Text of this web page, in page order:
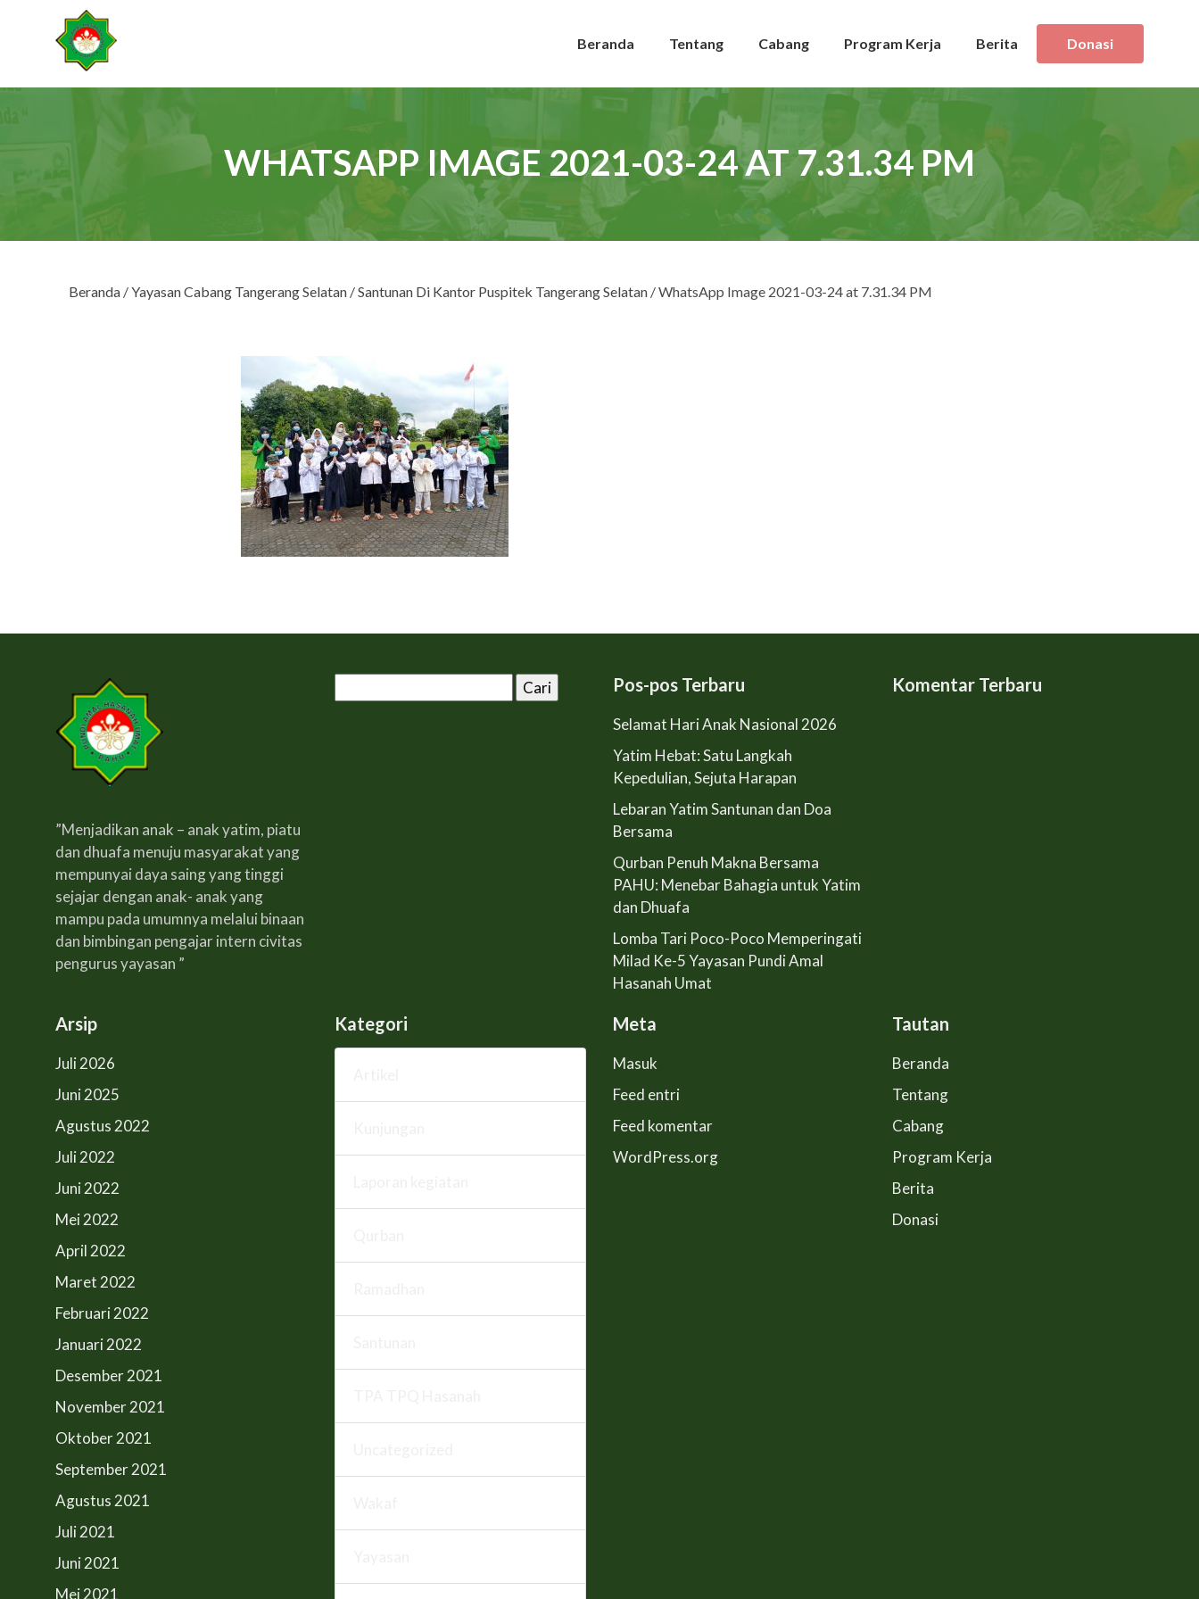
Beranda Tentang Cabang Program Kerja Berita Donasi
WHATSAPP IMAGE 2021-03-24 AT 7.31.34 PM
Beranda /Yayasan Cabang Tangerang Selatan /Santunan Di Kantor Puspitek Tangerang Selatan / WhatsApp Image 2021-03-24 at 7.31.34 PM
”Menjadikan anak – anak yatim, piatu
dan dhuafa menuju masyarakat yang
mempunyai daya saing yang tinggi
sejajar dengan anak- anak yang
mampu pada umumnya melalui binaan
dan bimbingan pengajar intern civitas
pengurus yayasan ”
untuk:
Pos-pos Terbaru
Selamat Hari Anak Nasional 2026
Yatim Hebat: Satu Langkah
Kepedulian, Sejuta Harapan
Lebaran Yatim Santunan dan Doa
Bersama
Qurban Penuh Makna Bersama
PAHU: Menebar Bahagia untuk Yatim
dan Dhuafa
Lomba Tari Poco-Poco Memperingati
Milad Ke-5 Yayasan Pundi Amal
Hasanah Umat
Komentar Terbaru
Arsip
Juli 2026
Juni 2025
Agustus 2022
Juli 2022
Juni 2022
Mei 2022
April 2022
Maret 2022
Februari 2022
Januari 2022
Desember 2021
November 2021
Oktober 2021
September 2021
Agustus 2021
Juli 2021
Juni 2021
Mei 2021
Kategori Meta
Masuk
Feed entri
Feed komentar
WordPress.org
Tautan
Beranda
Tentang
Cabang
Program Kerja
Berita
Donasi